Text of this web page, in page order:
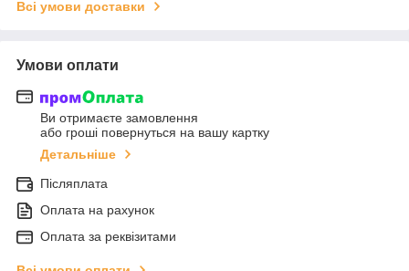
Всі умови доставки
Умови оплати
Ви отримаєте замовлення
або гроші повернуться на вашу картку
Детальніше
Післяплата
Оплата на рахунок
Оплата за реквізитами